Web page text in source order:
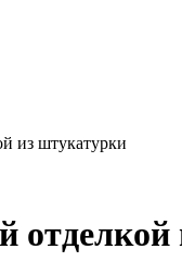
из штукатурки